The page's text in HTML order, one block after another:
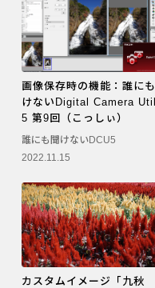
画像保存時の機能：誰に
けないDigital Camera
5 第9回（こっしぃ）
誰にも聞けないDCU5
2022.11.15
カスタムイメージ「九秋